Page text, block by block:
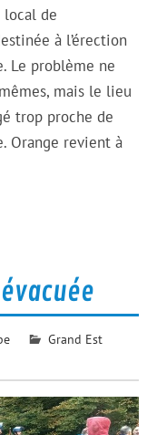
local de
à l’érection
Le problème ne
mais le lieu
trop proche de
Orange revient à
Grand Est